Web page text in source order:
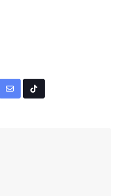
Share Tiktok